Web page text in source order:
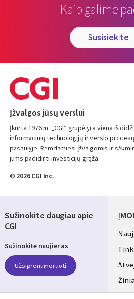
Kaip galime
susisiekite
Įžvalgos jūsų verslui
Įkurta 1976 m. „CGI“ grupė yra viena iš
informacinių technologijų ir verslo
pasaulyje. Remdamiesi įžvalgomis ir
jums padidinti investicijų grąžą.
© 2026 CGI Inc.
Sužinokite daugiau apie
CGI
Sužinokite naujienas
Užsiprenumeruoti